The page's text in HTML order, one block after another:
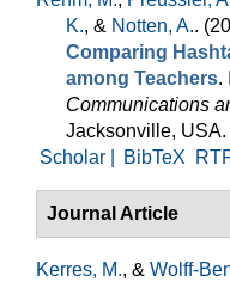
K., & Notten, A..
Comparing
among Teachers.
Communications
Jacksonville, USA.
Scholar |
BibTeX
Journal Article
Kerres, M., & Wolff-